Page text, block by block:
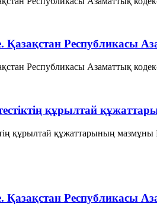
Қазақстан Республикасы
Республикасы Азаматтық
құрылтай
құрылтай құжаттарының
Қазақстан Республикасы